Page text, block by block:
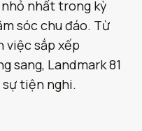
nhất trong kỳ
sóc chu đáo. Từ
sắp xếp
sang, Landmark 81
sự tiện nghi.